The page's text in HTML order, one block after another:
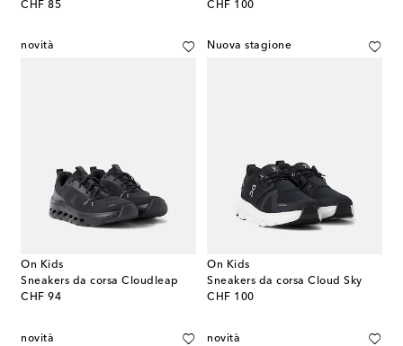
CHF 85
original price
CHF 100
original price
novità
On Kids
Sneakers da corsa Cloudleap
CHF 94
original price
Nuova stagione
On Kids
Sneakers da corsa Cloud Sky
CHF 100
original price
novità novità